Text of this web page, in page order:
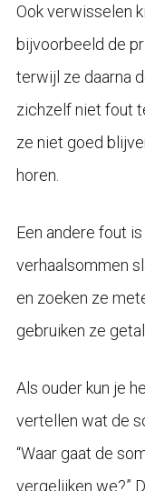
Ook verwisselen
bijvoorbeeld de
terwijl ze daarna
zichzelf niet fout
ze niet goed
horen.
Een andere fout
verhaalsommen
en zoeken ze
gebruiken ze
Als ouder kun je
vertellen wat de
“Waar gaat de
vergelijken we?”